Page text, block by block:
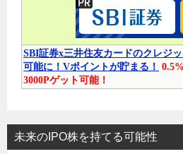
SBI証券x三井住友カードのクレジ
可能に！Vポイントが貯まる！
3000Pゲット可能！
未来のIPO株を持てる可能性